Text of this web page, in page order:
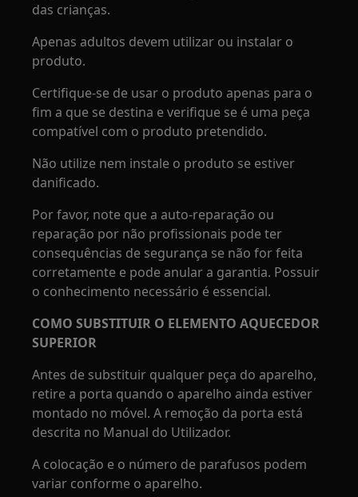
das crianças.
Apenas adultos devem utilizar ou instalar o
produto.
Certifique-se de usar o produto apenas para o
fim a que se destina e verifique se é uma peça
compatível com o produto pretendido.
Não utilize nem instale o produto se estiver
danificado.
Por favor, note que a auto-reparação ou
reparação por não profissionais pode ter
consequências de segurança se não for feita
corretamente e pode anular a garantia. Possuir
o conhecimento necessário é essencial.
COMO SUBSTITUIR O ELEMENTO AQUECEDOR
SUPERIOR
Antes de substituir qualquer peça do aparelho,
retire a porta quando o aparelho ainda estiver
montado no móvel. A remoção da porta está
descrita no Manual do Utilizador.
A colocação e o número de parafusos podem
variar conforme o aparelho.